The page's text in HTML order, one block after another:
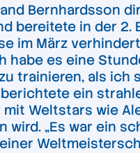
Bernhardsson
bereitete in der 2.
im März
habe es eine
trainieren, als ich
ein
Weltstars wie
wird. „Es war ein